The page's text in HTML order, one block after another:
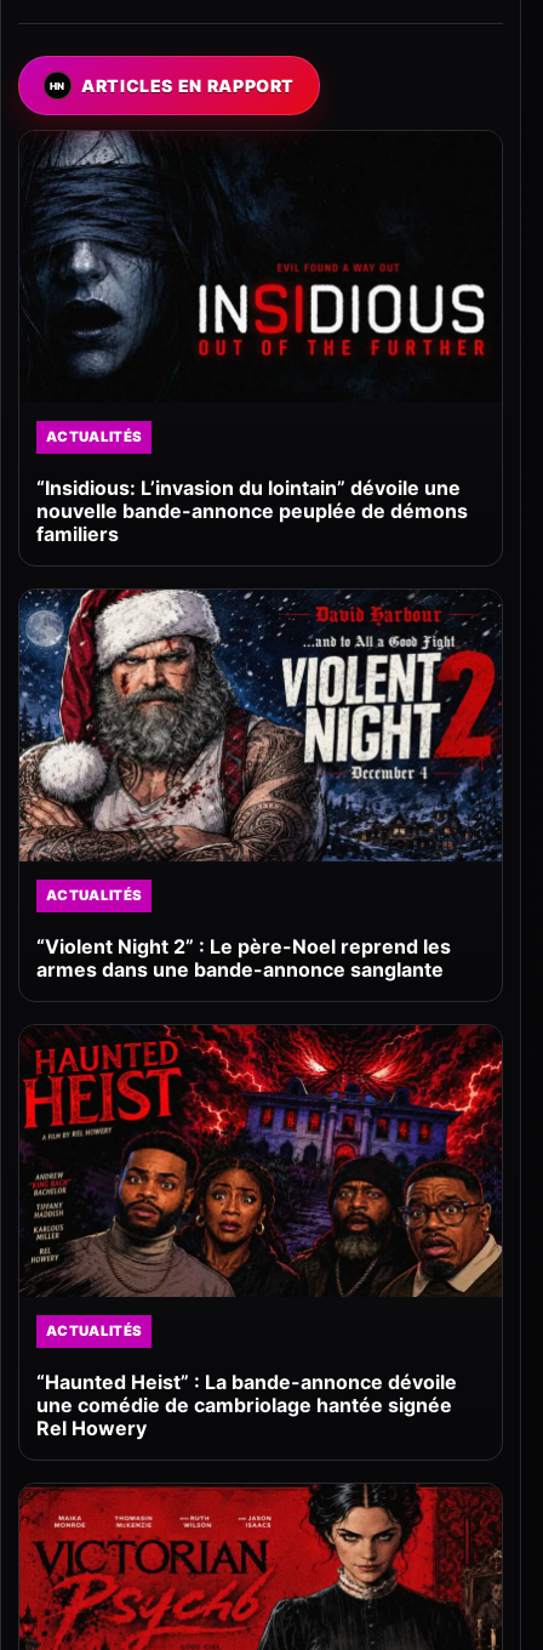
ARTICLES EN RAPPORT
ACTUALITÉS
“Insidious: L’invasion du lointain” dévoile une
nouvelle bande-annonce peuplée de démons
familiers
ACTUALITÉS
“Violent Night 2” : Le père-Noel reprend les
armes dans une bande-annonce sanglante
ACTUALITÉS
“Haunted Heist” : La bande-annonce dévoile
une comédie de cambriolage hantée signée
Rel Howery